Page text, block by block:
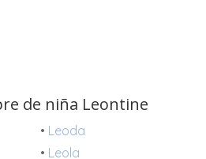
de niña Leontine
• Leoda
• Leola